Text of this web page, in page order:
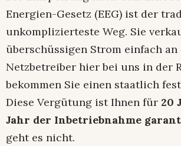
Energien-Gesetz (EEG) ist der
unkomplizierteste Weg. Sie
überschüssigen Strom einfach an
Netzbetreiber hier bei uns in der
bekommen Sie einen staatlich
Diese Vergütung ist Ihnen für 20
Jahr der Inbetriebnahme
geht es nicht.